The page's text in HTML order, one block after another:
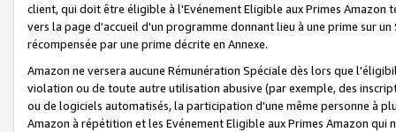
client, qui doit être éligible à l'Evénement Eligible aux Primes Amazon
vers la page d'accueil d'un programme donnant lieu à une prime sur
récompensée par une prime décrite en Annexe.
Amazon ne versera aucune Rémunération Spéciale dès lors que
violation ou de toute autre utilisation abusive (par exemple, des
ou de logiciels automatisés, la participation d'une même personne à
Amazon à répétition et les Evénement Eligible aux Primes Amazon qui